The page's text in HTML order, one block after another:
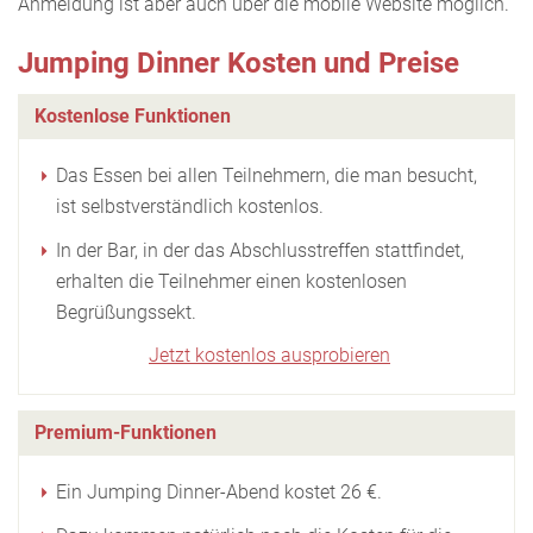
Jumping Dinner Kosten und Preise
Kostenlose Funktionen
Das Essen bei allen Teilnehmern, die man besucht,
ist selbstverständlich kostenlos.
In der Bar, in der das Abschlusstreffen stattfindet,
erhalten die Teilnehmer einen kostenlosen
Begrüßungssekt.
Jetzt kostenlos ausprobieren
Premium-Funktionen
Ein Jumping Dinner-Abend kostet 26 €.